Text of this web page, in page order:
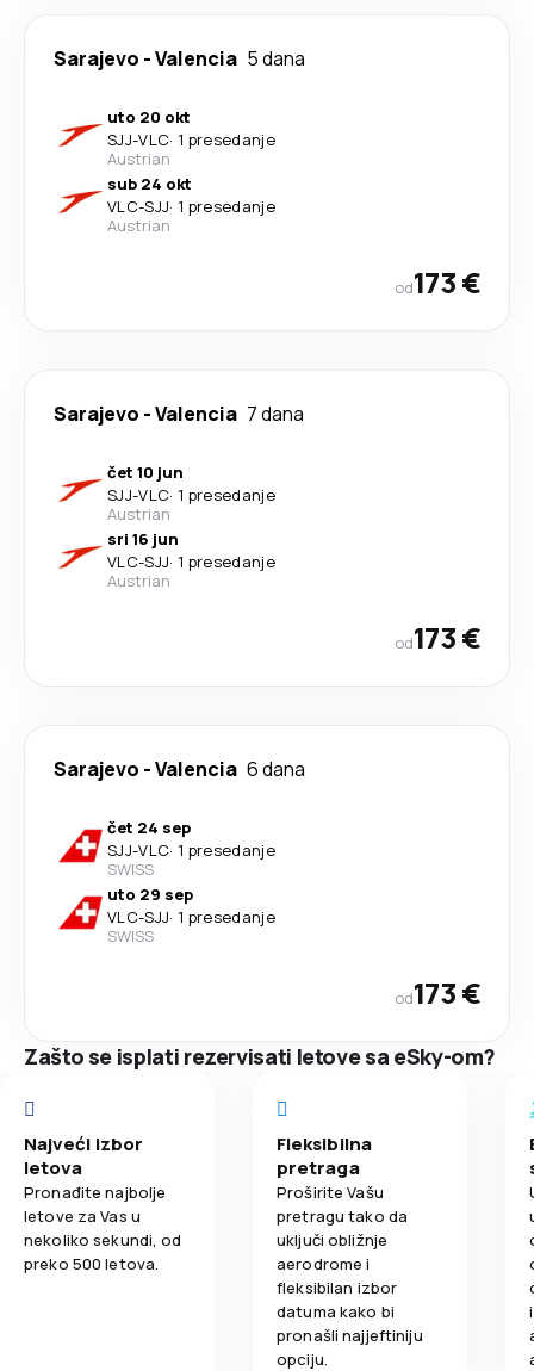
Sarajevo -Valencia 5 dana
uto 20 okt
SJJ-VLC· 1 presedanje
Austrian
sub 24 okt
VLC-SJJ· 1 presedanje
Austrian
od173 €
Sarajevo -Valencia 7 dana
čet 10 jun
SJJ-VLC· 1 presedanje
Austrian
sri 16 jun
VLC-SJJ· 1 presedanje
Austrian
od173 €
Sarajevo -Valencia 6 dana
čet 24 sep
SJJ-VLC· 1 presedanje
SWISS
uto 29 sep
VLC-SJJ· 1 presedanje
SWISS
od173 €
Zašto se isplati rezervisati letove sa eSky-om?
Najveći izbor
letova
Pronađite najbolje
letove za Vas u
nekoliko sekundi, od
preko 500 letova.
Fleksibilna
pretraga
Proširite Vašu
pretragu tako da
uključi obližnje
aerodrome i
fleksibilan izbor
datuma kako bi
pronašli najjeftiniju
opciju.